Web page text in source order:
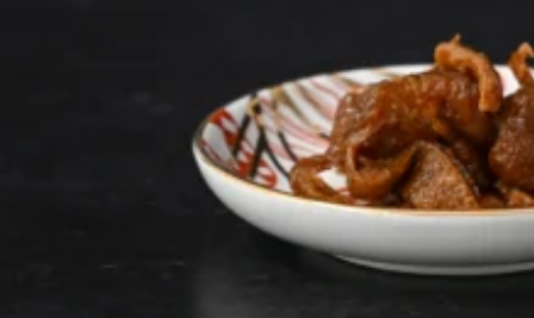
おすすめの展覧会
おすすめの映画
誠光社で選びました。
おすすめの本